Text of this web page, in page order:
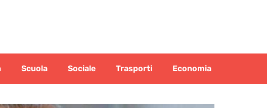
Scuola Sociale Trasporti Economia